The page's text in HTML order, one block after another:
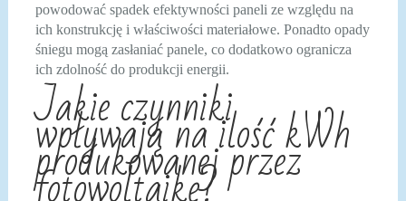
powodować spadek efektywności paneli ze względu na
ich konstrukcję i właściwości materiałowe. Ponadto opady
śniegu mogą zasłaniać panele, co dodatkowo ogranicza
ich zdolność do produkcji energii.
Jakie czynniki
wpływają na ilość kWh
produkowanej przez